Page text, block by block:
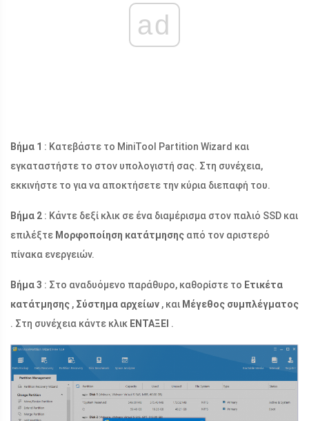
ad
Βήμα 1 : Κατεβάστε το MiniTool Partition Wizard και
εγκαταστήστε το στον υπολογιστή σας. Στη συνέχεια,
εκκινήστε το για να αποκτήσετε την κύρια διεπαφή του.
Βήμα 2 : Κάντε δεξί κλικ σε ένα διαμέρισμα στον παλιό SSD και
επιλέξτε Μορφοποίηση κατάτμησης από τον αριστερό
πίνακα ενεργειών.
Βήμα 3 : Στο αναδυόμενο παράθυρο, καθορίστε το Ετικέτα
κατάτμησης , Σύστημα αρχείων , και Μέγεθος συμπλέγματος
. Στη συνέχεια κάντε κλικ ΕΝΤΑΞΕΙ .